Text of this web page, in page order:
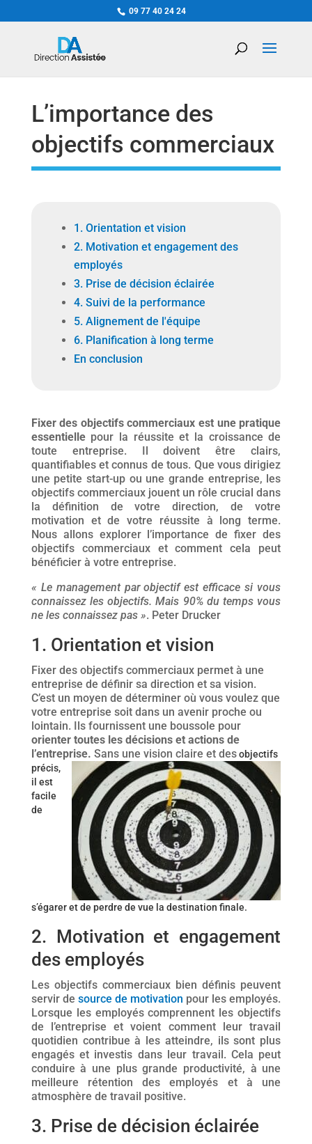
09 77 40 24 24
L’importance des
objectifs commerciaux
1. Orientation et vision
2. Motivation et engagement des
employés
3. Prise de décision éclairée
4. Suivi de la performance
5. Alignement de l'équipe
6. Planification à long terme
En conclusion
Fixer des objectifs commerciaux est une pratique
essentiellepour la réussite et la croissance de
toute entreprise. Il doivent être clairs,
quantifiables et connus de tous. Que vous dirigiez
une petite start-up ou une grande entreprise, les
objectifs commerciaux jouent un rôle crucial dans
la définition de votre direction, de votre
motivation et de votre réussite à long terme.
Nous allons explorer l’importance de fixer des
objectifs commerciaux et comment cela peut
bénéficier à votre entreprise.
« Le management par objectif est efficace si vous
connaissez les objectifs. Mais 90% du temps vous
ne les connaissez pas ». Peter Drucker
1. Orientation et vision
Fixer des objectifs commerciaux permet à une
entreprise de définir sa direction et sa vision.
C’est un moyen de déterminer où vous voulez que
votre entreprise soit dans un avenir proche ou
lointain. Ils fournissent une boussole pour
orienter toutes les décisions et actions de
l’entreprise. Sans une vision claire et desobjectifs
précis,
il est
facile
de
s’égarer et de perdre de vue la destination finale.
2. Motivation et engagement
des employés
Les objectifs commerciaux bien définis peuvent
servir de source de motivation pour les employés.
Lorsque les employés comprennent les objectifs
de l’entreprise et voient comment leur travail
quotidien contribue à les atteindre, ils sont plus
engagés et investis dans leur travail. Cela peut
conduire à une plus grande productivité, à une
meilleure rétention des employés et à une
atmosphère de travail positive.
3. Prise de décision éclairée